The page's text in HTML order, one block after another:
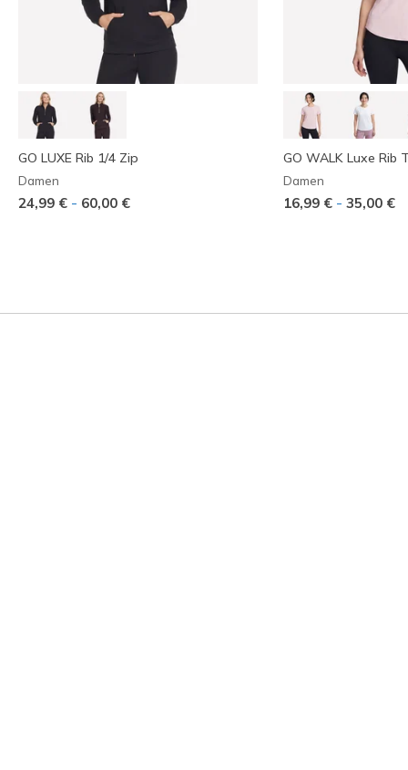
GO LUXE Rib 1/4 Zip
Damen
24,99 € - 60,00 €
GO WALK Luxe Rib
Damen
16,99 € - 35,00 €